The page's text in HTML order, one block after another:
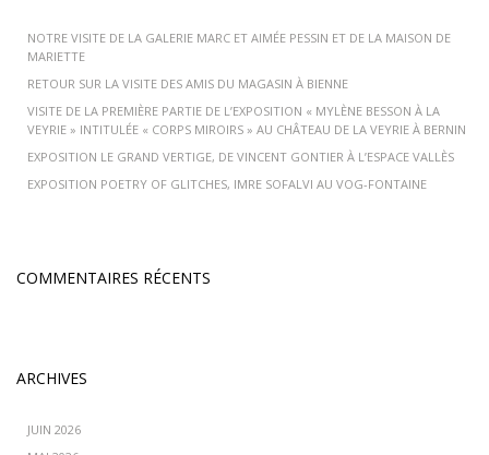
NOTRE VISITE DE LA GALERIE MARC ET AIMÉE PESSIN ET DE LA MAISON DE
MARIETTE
RETOUR SUR LA VISITE DES AMIS DU MAGASIN À BIENNE
VISITE DE LA PREMIÈRE PARTIE DE L’EXPOSITION « MYLÈNE BESSON À LA
VEYRIE » INTITULÉE « CORPS MIROIRS » AU CHÂTEAU DE LA VEYRIE À BERNIN
EXPOSITION LE GRAND VERTIGE, DE VINCENT GONTIER À L’ESPACE VALLÈS
EXPOSITION POETRY OF GLITCHES, IMRE SOFALVI AU VOG-FONTAINE
COMMENTAIRES RÉCENTS
ARCHIVES
JUIN 2026